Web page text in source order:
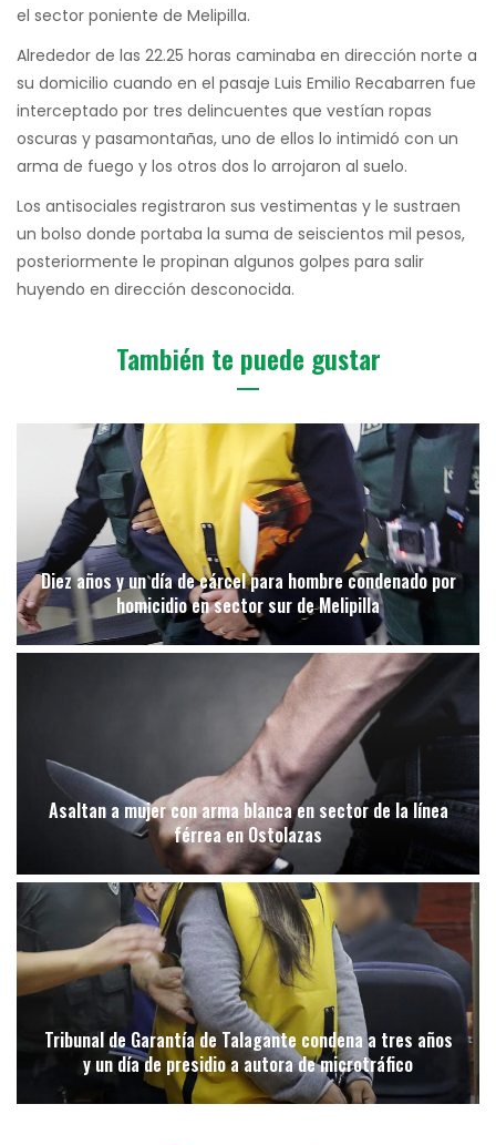
el sector poniente de Melipilla.
Alrededor de las 22.25 horas caminaba en dirección norte a
su domicilio cuando en el pasaje Luis Emilio Recabarren fue
interceptado por tres delincuentes que vestían ropas
oscuras y pasamontañas, uno de ellos lo intimidó con un
arma de fuego y los otros dos lo arrojaron al suelo.
Los antisociales registraron sus vestimentas y le sustraen
un bolso donde portaba la suma de seiscientos mil pesos,
posteriormente le propinan algunos golpes para salir
huyendo en dirección desconocida.
También te puede gustar
Diez años y un día de cárcel para hombre condenado por
homicidio en sector sur de Melipilla
Asaltan a mujer con arma blanca en sector de la línea
férrea en Ostolazas
Tribunal de Garantía de Talagante condena a tres años
y un día de presidio a autora de microtráfico